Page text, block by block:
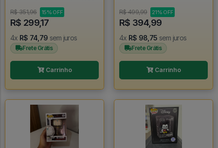
R$ 351,96 15% OFF
R$ 299,17
4x R$ 74,79 sem juros
Frete Grátis
Carrinho
R$ 499,99 21% OFF
R$ 394,99
4x R$ 98,75 sem juros
Frete Grátis
Carrinho